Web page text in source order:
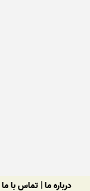
درباره ما|تماس با ما